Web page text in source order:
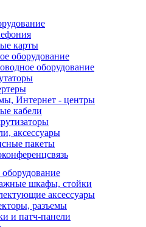
карты
оборудование
оборудование
Интернет - центры
кабели
аксессуары
пакеты
шкафы, стойки
аксессуары
разъемы
и патч-панели